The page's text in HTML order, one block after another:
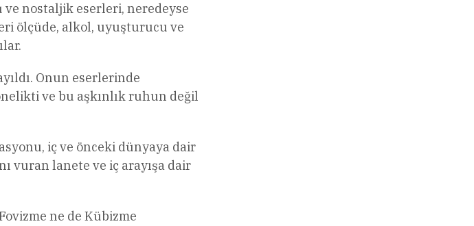
nostaljik eserleri, neredeyse
ölçüde, alkol, uyuşturucu ve
Onun eserlerinde
ve bu aşkınlık ruhun değil
iç ve önceki dünyaya dair
vuran lanete ve iç arayışa dair
ne de Kübizme